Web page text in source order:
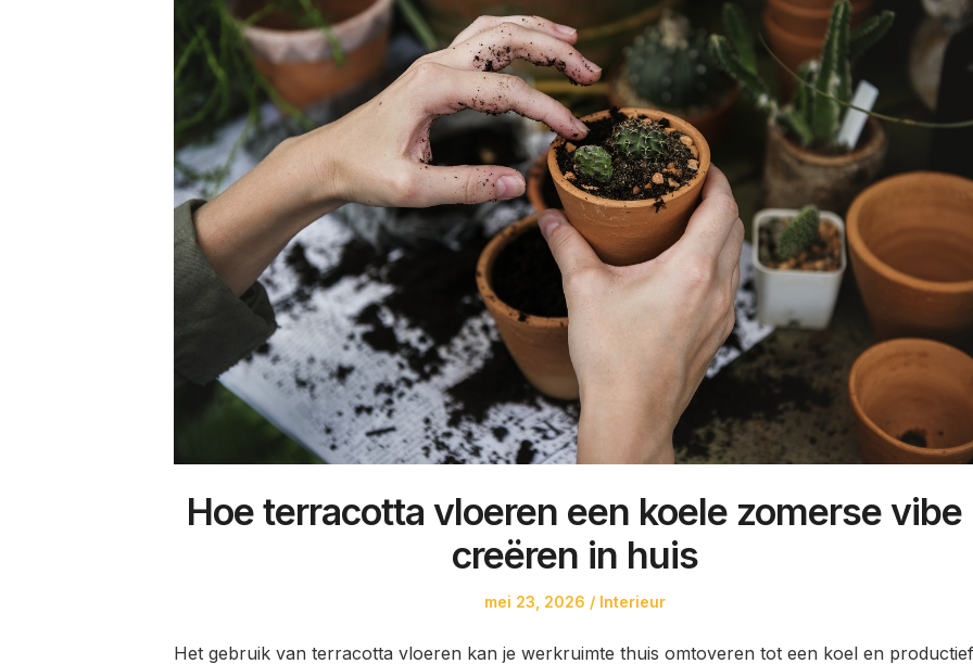
Hoe terracotta vloeren een koele zomerse vibe
creëren in huis
Posted
mei 23, 2026
Posted
Interieur
Het gebruik van terracotta vloeren kan je werkruimte thuis omtoveren tot een koel en productief